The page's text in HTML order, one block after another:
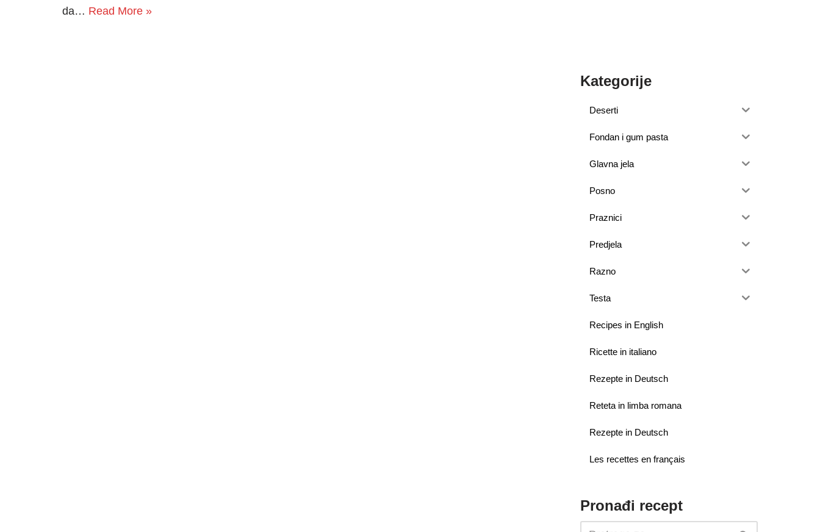
da… Read More »
Kategorije
Deserti
Fondan i gum pasta
Glavna jela
Posno
Praznici
Predjela
Razno
Testa
Recipes in English
Ricette in italiano
Rezepte in Deutsch
Reteta in limba romana
Rezepte in Deutsch
Les recettes en français
Pronađi recept